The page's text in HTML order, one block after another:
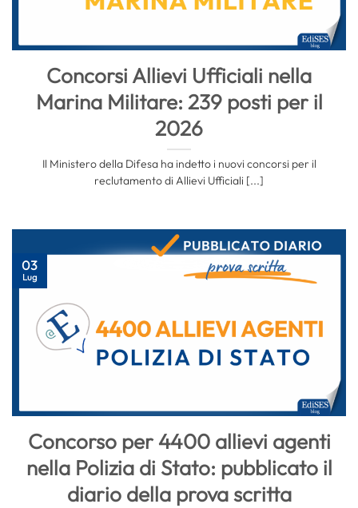
Concorsi Allievi Ufficiali nella
Marina Militare: 239 posti per il
2026
Il Ministero della Difesa ha indetto i nuovi concorsi per il
reclutamento di Allievi Ufficiali [...]
Concorso per 4400 allievi agenti
nella Polizia di Stato: pubblicato il
diario della prova scritta
03
Lug